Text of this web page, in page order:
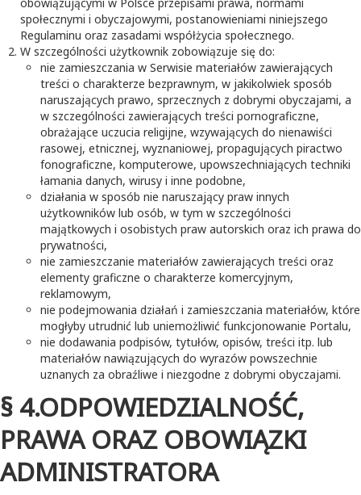
społecznymi i obyczajowymi, postanowieniami niniejszego
Regulaminu oraz zasadami współżycia społecznego.
W szczególności użytkownik zobowiązuje się do:
nie zamieszczania w Serwisie materiałów zawierających
treści o charakterze bezprawnym, w jakikolwiek sposób
naruszających prawo, sprzecznych z dobrymi obyczajami, a
w szczególności zawierających treści pornograficzne,
obrażające uczucia religijne, wzywających do nienawiści
rasowej, etnicznej, wyznaniowej, propagujących piractwo
fonograficzne, komputerowe, upowszechniających techniki
łamania danych, wirusy i inne podobne,
działania w sposób nie naruszający praw innych
użytkowników lub osób, w tym w szczególności
majątkowych i osobistych praw autorskich oraz ich prawa do
prywatności,
nie zamieszczanie materiałów zawierających treści oraz
elementy graficzne o charakterze komercyjnym,
reklamowym,
nie podejmowania działań i zamieszczania materiałów, które
mogłyby utrudnić lub uniemożliwić funkcjonowanie Portalu,
nie dodawania podpisów, tytułów, opisów, treści itp. lub
materiałów nawiązujących do wyrazów powszechnie
uznanych za obraźliwe i niezgodne z dobrymi obyczajami.
§ 4.ODPOWIEDZIALNOŚĆ,
PRAWA ORAZ OBOWIĄZKI
ADMINISTRATORA